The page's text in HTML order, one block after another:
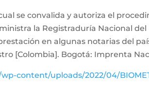
se convalida y autoriza el
la Registraduría Nacional
en algunas notarias del
[Colombia]. Bogotá: Imprenta
content/uploads/2022/04/